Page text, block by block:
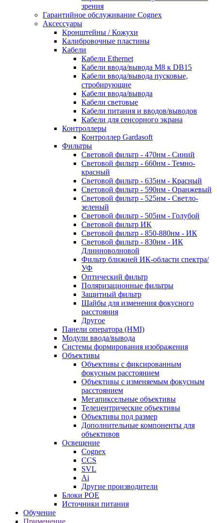
зрения
Гарантийное обслуживание Cognex
Аксессуары
Кронштейны / Кожухи
Калибровочные пластины
Кабели
Кабели Ethernet
Кабели ввода/вывода M8 к DB15
Кабели ввода/вывода пусковые,
стробирующие
Кабели ввода/вывода
Кабели световые
Кабели питания и вводов/выводов
Кабели для сенсорного экрана
Контроллеры
Контроллер Gardasoft
Фильтры
Световой фильтр - 470нм - Синий
Световой фильтр - 660нм - Темно-
красный
Световой фильтр - 635нм - Красный
Световой фильтр - 590нм - Оранжевый
Световой фильтр - 525нм - Светло-
зеленый
Световой фильтр - 505нм - Голубой
Световой фильтр ИК
Световой фильтр - 850-880нм - ИК
Световой фильтр - 830нм - ИК
Длинноволновой
Фильтр ближней ИК-области спектра/
УФ
Оптический фильтр
Поляризационные фильтры
Защитный фильтр
Шайбы для изменения фокусного
расстояния
Другое
Панели оператора (HMI)
Модули ввода/вывода
Системы формирования изображения
Объективы
Объективы с фиксированным
фокусным расстоянием
Объективы с изменяемым фокусным
расстоянием
Мегапиксельные объективы
Телецентрические объективы
Объективы под размер
Дополнительные компоненты для
объективов
Освещение
Cognex
CCS
SVL
Ai
Другие производители
Блоки POE
Источники питания
Обучение
Применение